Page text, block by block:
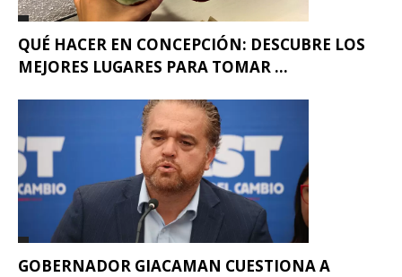
QUÉ HACER EN CONCEPCIÓN: DESCUBRE LOS
MEJORES LUGARES PARA TOMAR ...
GOBERNADOR GIACAMAN CUESTIONA A